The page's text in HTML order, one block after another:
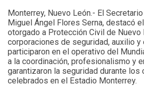
Monterrey, Nuevo León.- El
Miguel Ángel Flores Serna, destacó
otorgado a Protección Civil de Nuevo
corporaciones de seguridad, auxilio y
participaron en el operativo del
a la coordinación, profesionalismo y
garantizaron la seguridad durante los
celebrados en el Estadio Monterrey.